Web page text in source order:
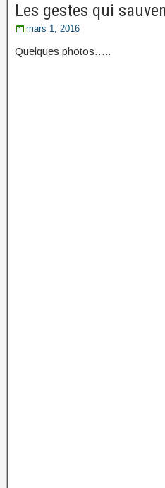
Les gestes qui
mars 1, 2016
Quelques photos…..